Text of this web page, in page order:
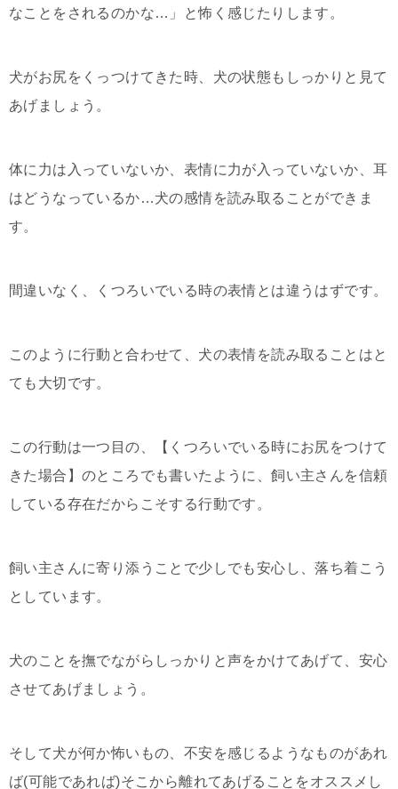
なことをされるのかな…」と怖く感じたりします。
犬がお尻をくっつけてきた時、犬の状態もしっかりと見て
あげましょう。
体に力は入っていないか、表情に力が入っていないか、耳
はどうなっているか…犬の感情を読み取ることができま
す。
間違いなく、くつろいでいる時の表情とは違うはずです。
このように行動と合わせて、犬の表情を読み取ることはと
ても大切です。
この行動は一つ目の、【くつろいでいる時にお尻をつけて
きた場合】のところでも書いたように、飼い主さんを信頼
している存在だからこそする行動です。
飼い主さんに寄り添うことで少しでも安心し、落ち着こう
としています。
犬のことを撫でながらしっかりと声をかけてあげて、安心
させてあげましょう。
そして犬が何か怖いもの、不安を感じるようなものがあれ
ば(可能であれば)そこから離れてあげることをオススメし